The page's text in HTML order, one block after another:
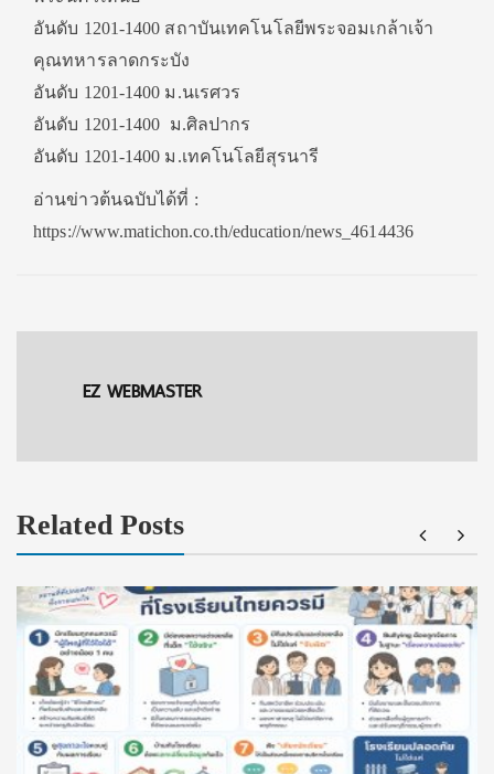
อันดับ 1201-1400 สถาบันเทคโนโลยีพระจอมเกล้าเจ้า
คุณทหารลาดกระบัง
อันดับ 1201-1400 ม.นเรศวร
อันดับ 1201-1400 ม.ศิลปากร
อันดับ 1201-1400 ม.เทคโนโลยีสุรนารี
อ่านข่าวต้นฉบับได้ที่ :
https://www.matichon.co.th/education/news_4614436
EZ WEBMASTER
Related Posts